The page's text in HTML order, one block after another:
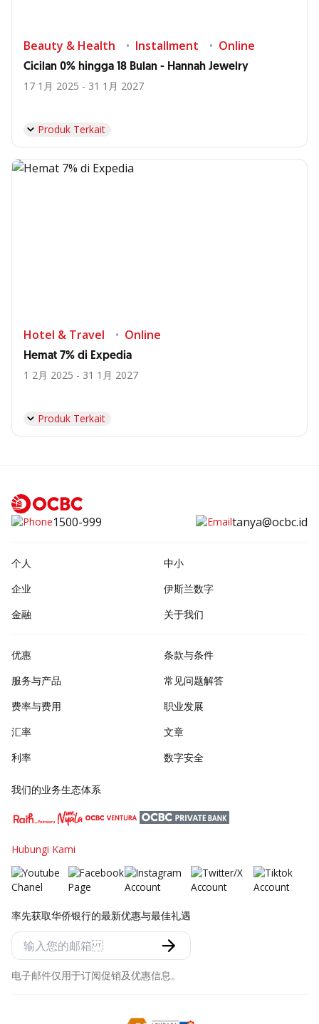
Beauty & Health Installment Online
Cicilan 0% hingga 18 Bulan - Hannah Jewelry
17 1月 2025 - 31 1月 2027
Produk Terkait
Hotel & Travel Online
Hemat 7% di Expedia
1 2月 2025 - 31 1月 2027
Produk Terkait
1500-999 tanya@ocbc.id
个人
中小
企业
伊斯兰数字
金融
关于我们
优惠
服务与产品
费率与费用
汇率
利率
条款与条件
常见问题解答
职业发展
文章
数字安全
我们的业务生态体系
Hubungi Kami
率先获取华侨银行的最新优惠与最佳礼遇
电子邮件仅用于订阅促销及优惠信息。